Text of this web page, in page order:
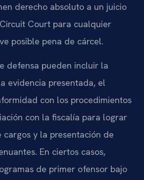
derecho absoluto a un juicio
Court para cualquier
posible pena de cárcel.
defensa pueden incluir la
evidencia presentada, el
con los procedimientos
con la fiscalía para lograr
cargos y la presentación de
En ciertos casos,
de primer ofensor bajo